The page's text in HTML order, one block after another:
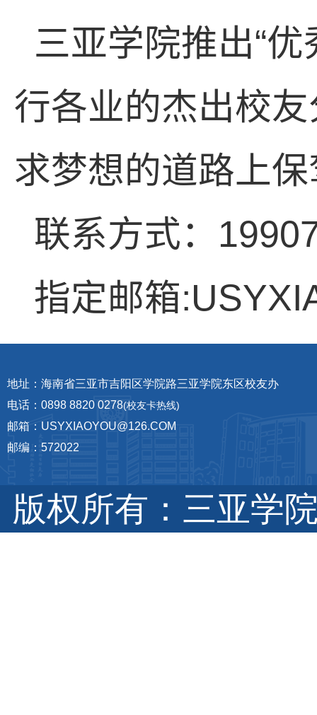
三亚学院推出“
行各业的杰出校
求梦想的道路上
联系方式：
指定邮箱
地址：海南省三亚市吉阳区学院路三亚学院东区校友办
电话：0898 8820 0278(校友卡热线)
邮箱：USYXIAOYOU@126.COM
邮编：572022
版权所有：三亚学